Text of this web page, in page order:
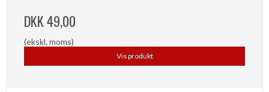
DKK 49,00
(ekskl. moms)
Vis produkt